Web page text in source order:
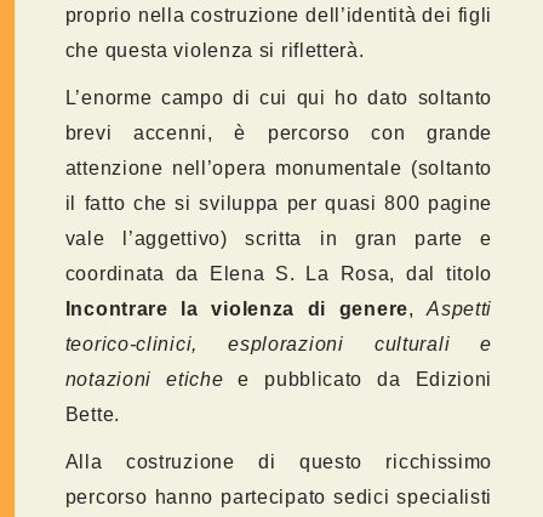
proprio nella costruzione dell’identità dei figli
che questa violenza si rifletterà.
L’enorme campo di cui qui ho dato soltanto
brevi accenni, è percorso con grande
attenzione nell’opera monumentale (soltanto
il fatto che si sviluppa per quasi 800 pagine
vale l’aggettivo) scritta in gran parte e
coordinata da Elena S. La Rosa, dal titolo
Incontrare la violenza di genere,Aspetti
teorico-clinici, esplorazioni culturali e
notazioni etiche e pubblicato da Edizioni
Bette.
Alla costruzione di questo ricchissimo
percorso hanno partecipato sedici specialisti